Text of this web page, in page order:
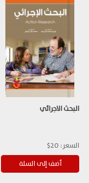
البحث الاجرائي
السعر: 20$